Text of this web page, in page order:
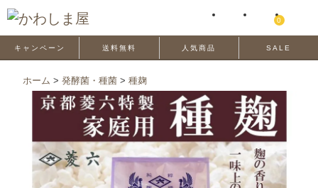
0
キャンペーン 送料無料 人気商品 SALE
ホーム > 発酵菌・種菌 > 種麹